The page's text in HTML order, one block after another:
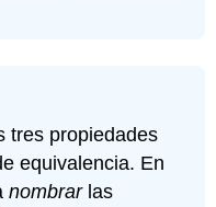
tres propiedades
equivalencia. En
nombrarlas